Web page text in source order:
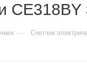
— Счетчик